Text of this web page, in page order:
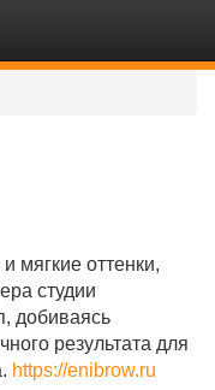
мягкие оттенки,
студии
добиваясь
результата для
https://enibrow.ru